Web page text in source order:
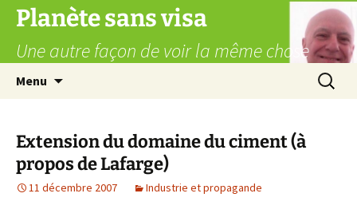
Aller
contenu
Planète sans visa
Une autre façon de voir la même chose
Menu
Extension du domaine du ciment (à
propos de Lafarge)
11 décembre 2007 Industrie et propagande